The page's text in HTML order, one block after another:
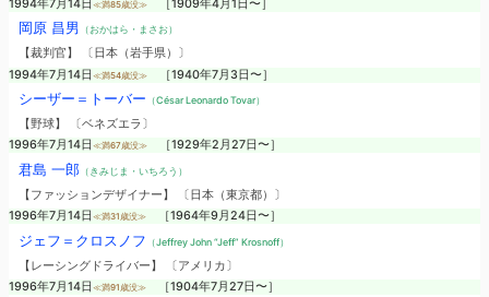
1994年7月14日 ≪満85歳没≫ ［1909年4月1日〜］
岡原 昌男 （おかはら・まさお）
【裁判官】 〔日本（岩手県）〕
1994年7月14日 ≪満54歳没≫ ［1940年7月3日〜］
シーザー＝トーバー （César Leonardo Tovar）
【野球】 〔ベネズエラ〕
1996年7月14日 ≪満67歳没≫ ［1929年2月27日〜］
君島 一郎（きみじま・いちろう）
【ファッションデザイナー】 〔日本（東京都）〕
1996年7月14日 ≪満31歳没≫ ［1964年9月24日〜］
ジェフ＝クロスノフ （Jeffrey John “Jeff” Krosnoff）
【レーシングドライバー】 〔アメリカ〕
1996年7月14日 ≪満91歳没≫ ［1904年7月27日〜］